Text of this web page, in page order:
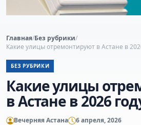
Главная/Без рубрики/
Какие улицы отремонтируют в Астане в
БЕЗ РУБРИКИ
Какие улицы
в Астане в 2026
Вечерняя Астана 6 апреля, 2026